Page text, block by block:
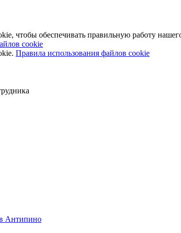
чтобы обеспечивать правильную работу
cookie
Правила использования файлов cookie
Антипино